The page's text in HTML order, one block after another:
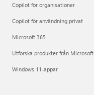
Copilot för organisationer
Copilot för användning privat
Microsoft 365
Utforska produkter från Microsoft
Windows 11-appar